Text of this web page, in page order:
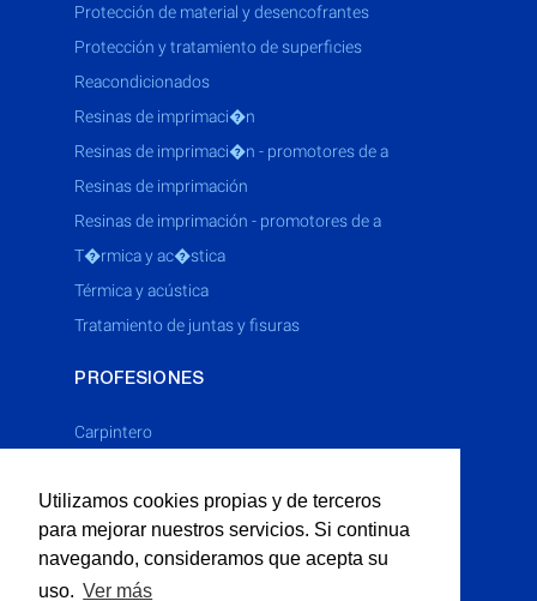
Utilizamos cookies propias y de terceros
para mejorar nuestros servicios. Si continua
navegando, consideramos que acepta su
uso. Ver más
protección de material y desencofrantes
protección y tratamiento de superficies
reacondicionados
resinas de imprimaci�n
resinas de imprimaci�n - promotores de a
resinas de imprimación
resinas de imprimación - promotores de a
t�rmica y ac�stica
térmica y acústica
tratamiento de juntas y fisuras
PROFESIONES
Carpintero
Electricista
Fontanero
Limpieza Industrial